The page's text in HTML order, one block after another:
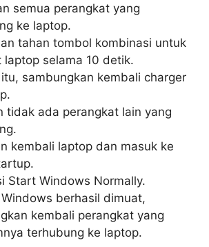
semua perangkat yang
ke laptop.
tahan tombol kombinasi untuk
laptop selama 10 detik.
sambungkan kembali charger
tidak ada perangkat lain yang
kembali laptop dan masuk ke
Start Windows Normally.
berhasil dimuat,
kembali perangkat yang
terhubung ke laptop.